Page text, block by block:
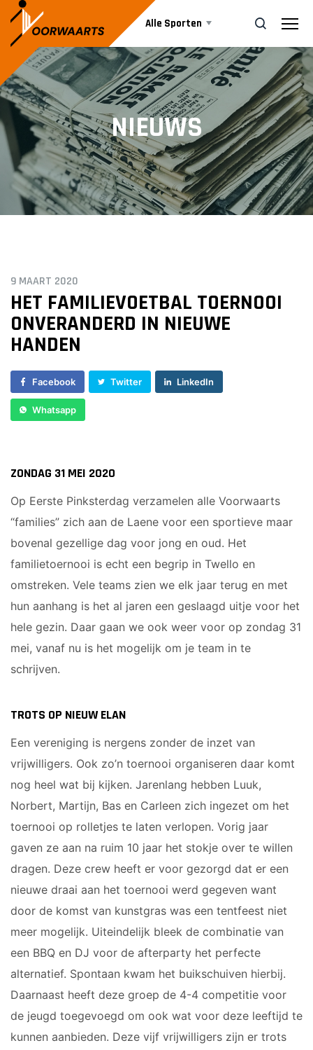
Alle Sporten
Nieuws
Events
Business
Sponsor worden
Contact
ZOEK
NIEUWS
9 MAART 2020
HET FAMILIEVOETBAL TOERNOOI
ONVERANDERD IN NIEUWE
HANDEN
Facebook Twitter LinkedIn
Whatsapp
ZONDAG 31 MEI 2020
Op Eerste Pinksterdag verzamelen alle Voorwaarts
“families” zich aan de Laene voor een sportieve maar
bovenal gezellige dag voor jong en oud. Het
familietoernooi is echt een begrip in Twello en
omstreken. Vele teams zien we elk jaar terug en met
hun aanhang is het al jaren een geslaagd uitje voor het
hele gezin. Daar gaan we ook weer voor op zondag 31
mei, vanaf nu is het mogelijk om je team in te
schrijven.
TROTS OP NIEUW ELAN
Een vereniging is nergens zonder de inzet van
vrijwilligers. Ook zo’n toernooi organiseren daar komt
nog heel wat bij kijken. Jarenlang hebben Luuk,
Norbert, Martijn, Bas en Carleen zich ingezet om het
toernooi op rolletjes te laten verlopen. Vorig jaar
gaven ze aan na ruim 10 jaar het stokje over te willen
dragen. Deze crew heeft er voor gezorgd dat er een
nieuwe draai aan het toernooi werd gegeven want
door de komst van kunstgras was een tentfeest niet
meer mogelijk. Uiteindelijk bleek de combinatie van
een BBQ en DJ voor de afterparty het perfecte
alternatief. Spontaan kwam het buikschuiven hierbij.
Daarnaast heeft deze groep de 4-4 competitie voor
de jeugd toegevoegd om ook wat voor deze leeftijd te
kunnen aanbieden. Deze vijf vrijwilligers zijn er trots